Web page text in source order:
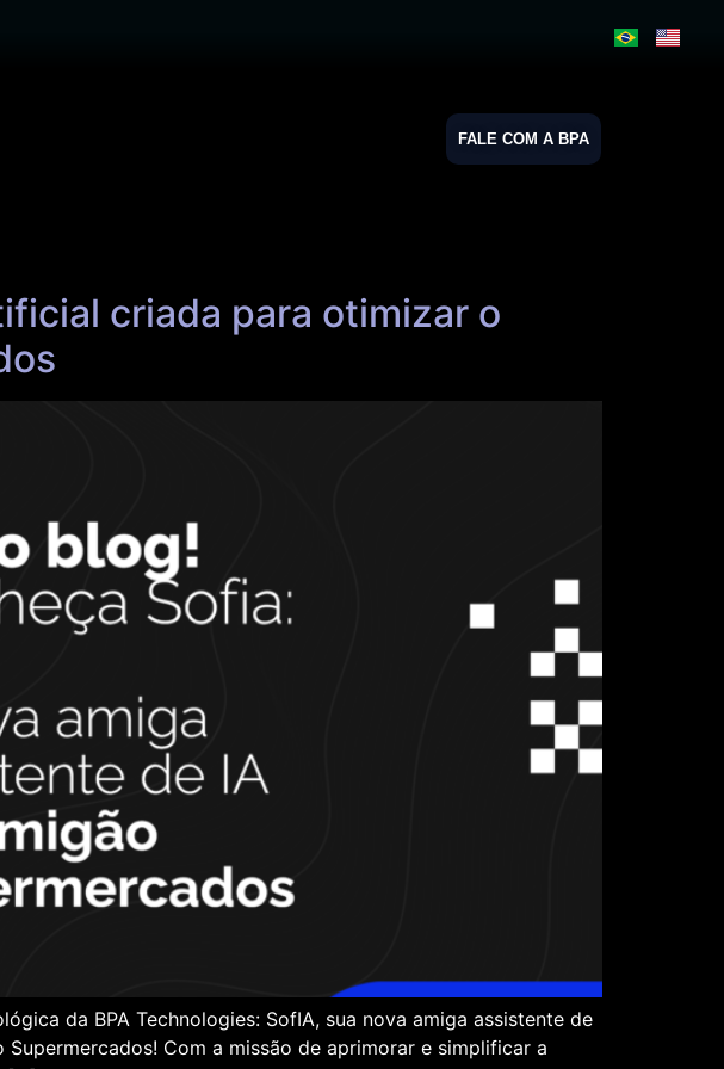
FALE COM A BPA
criada para otimizar o
da BPA Technologies: SofIA, sua nova amiga assistente de
Com a missão de aprimorar e simplificar a